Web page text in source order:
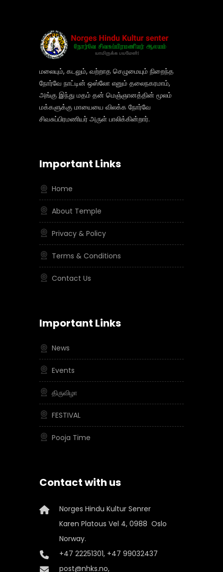
மலையும், கடலும், வற்றாத செழுமையும் நிறைந்த
நோர்வே நாட்டின் ஒஸ்லோ எனும் தலைநகரமாம்,
அங்கு இந்து மதம் தன் மெஞ்ஞானத்தின் மூலம்
மக்களுக்கு மாயையை விலக்க நோர்வே
சிவசுப்பிரமணியர் அருள் பாலிக்கின்றார்.
Important Links
Home
About Temple
Privacy & Policy
Terms & Conditions
Contact Us
Important Links
News
Events
திருவிழா
FESTIVAL
Pooja Time
Contact with us
Norges Hindu Kultur Senrer
Karen Platous Vel 4, 0988 Oslo
Norway.
+47 22251301, +47 99032437
post@nhks.no,